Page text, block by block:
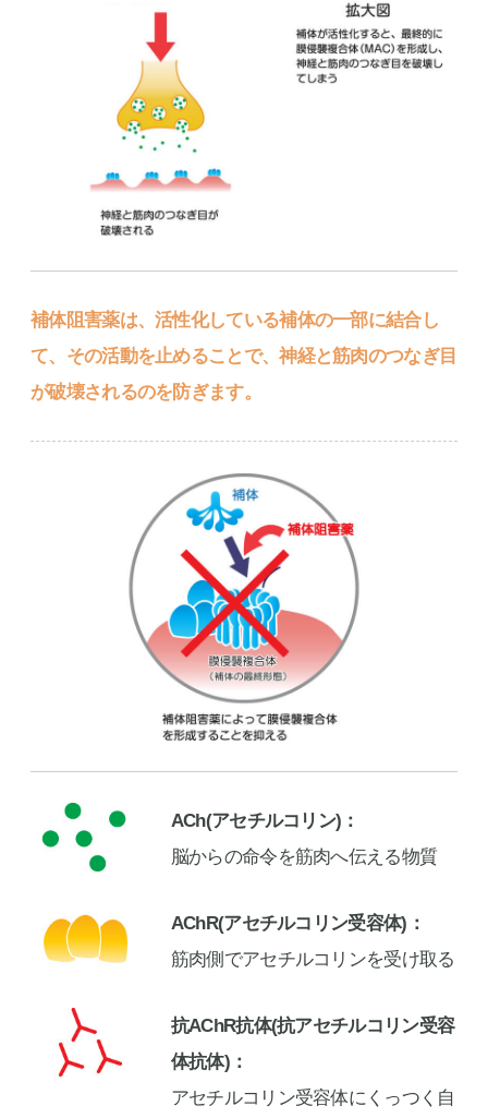
補体阻害薬は、活性化している補体の一部に結合し
て、その活動を止めることで、神経と筋肉のつなぎ目
が破壊されるのを防ぎます。
ACh(アセチルコリン)
脳からの命令を筋肉へ伝える物質
AChR(アセチルコリン受容体)
筋肉側でアセチルコリンを受け取る
抗AChR抗体(抗アセチルコリン受容
体抗体)
アセチルコリン受容体にくっつく自